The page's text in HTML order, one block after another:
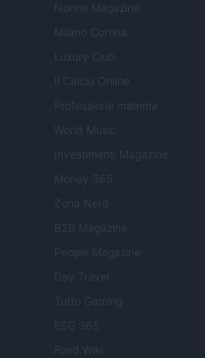
Nonne Magazine
Milano Cortina
Luxury Club
Il Calcio Online
Professione mamma
World Music
Investimenti Magazine
Money 365
Zona Nerd
B2B Magazine
People Magazine
Day Travel
Tutto Gaming
ESG 365
Food Wiki